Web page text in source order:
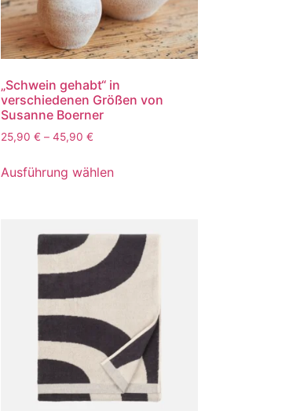
„Schwein gehabt“ in
verschiedenen Größen von
Susanne Boerner
25,90€ –45,90€
Ausführung wählen